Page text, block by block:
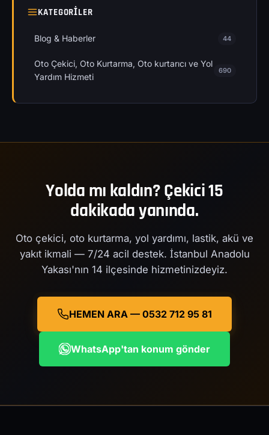
KATEGORILER
Blog & Haberler 44
Oto Çekici, Oto Kurtarma, Oto kurtarıcı ve Yol
Yardım Hizmeti
690
Yolda mı kaldın? Çekici 15
dakikada yanında.
Oto çekici, oto kurtarma, yol yardımı, lastik, akü ve
yakıt ikmali — 7/24 acil destek. İstanbul Anadolu
Yakası'nın 14 ilçesinde hizmetinizdeyiz.
HEMEN ARA — 0532 712 95 81
WhatsApp'tan konum gönder